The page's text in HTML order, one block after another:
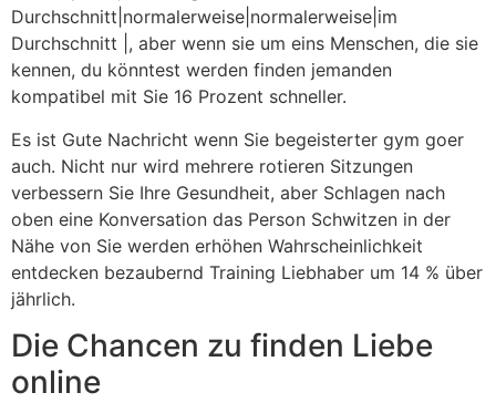
Durchschnitt|normalerweise|normalerweise|im
Durchschnitt |, aber wenn sie um eins Menschen, die sie
kennen, du könntest werden finden jemanden
kompatibel mit Sie 16 Prozent schneller.
Es ist Gute Nachricht wenn Sie begeisterter gym goer
auch. Nicht nur wird mehrere rotieren Sitzungen
verbessern Sie Ihre Gesundheit, aber Schlagen nach
oben eine Konversation das Person Schwitzen in der
Nähe von Sie werden erhöhen Wahrscheinlichkeit
entdecken bezaubernd Training Liebhaber um 14 % über
jährlich.
Die Chancen zu finden Liebe
online